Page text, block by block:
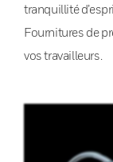
tranquillité
Fournitures de
vos travailleurs.